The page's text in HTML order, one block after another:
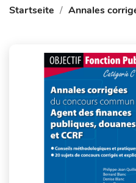
Startseite Annales